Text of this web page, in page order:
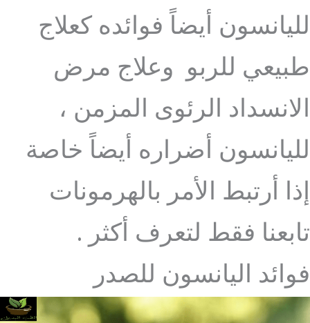
لليانسون أيضاً فوائده كعلاج
طبيعي للربو وعلاج مرض
الانسداد الرئوى المزمن ،
لليانسون أضراره أيضاً خاصة
إذا أرتبط الأمر بالهرمونات
تابعنا فقط لتعرف أكثر .
فوائد اليانسون للصدر